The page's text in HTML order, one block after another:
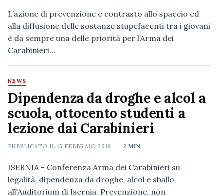
L’azione di prevenzione e contrasto allo spaccio ed
alla diffusione delle sostanze stupefacenti tra i giovani
è da sempre una delle priorità per l’Arma dei
Carabinieri…
NEWS
Dipendenza da droghe e alcol a
scuola, ottocento studenti a
lezione dai Carabinieri
PUBBLICATO IL15 FEBBRAIO 2019 2 MIN
ISERNIA - Conferenza Arma dei Carabinieri su
legalità, dipendenza da droghe, alcol e sballo
all'Auditorium di Isernia. Prevenzione, non